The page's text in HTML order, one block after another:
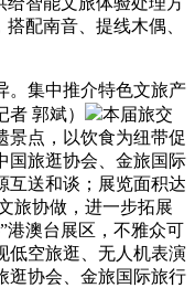
配南音、提线木偶、
集中推介特色文旅产
郭斌）
本届旅交
景点，以饮食为纽带促
国旅逛协会、金旅国际
互送和谈；展览面积达
旅协做，进一步拓展
港澳台展区，不雅众可
低空旅逛、无人机表演
逛协会、金旅国际旅行